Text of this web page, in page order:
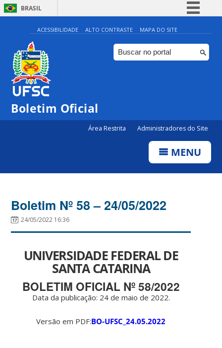
BRASIL
Simplifique!
Comunica BR
Participe
ACESSIBILIDADE ALTO CONTRASTE MAPA DO SITE
Boletim Oficial
Área Restrita Administradores do Site
MENU
Boletim Nº 58 – 24/05/2022
24/05/2022 16:36
UNIVERSIDADE FEDERAL DE
SANTA CATARINA
BOLETIM OFICIAL Nº 58/2022
Data da publicação: 24 de maio de 2022.
Versão em PDF:BO-UFSC_24.05.2022